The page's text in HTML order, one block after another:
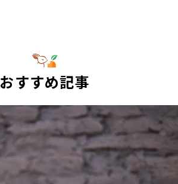
おすすめ記事